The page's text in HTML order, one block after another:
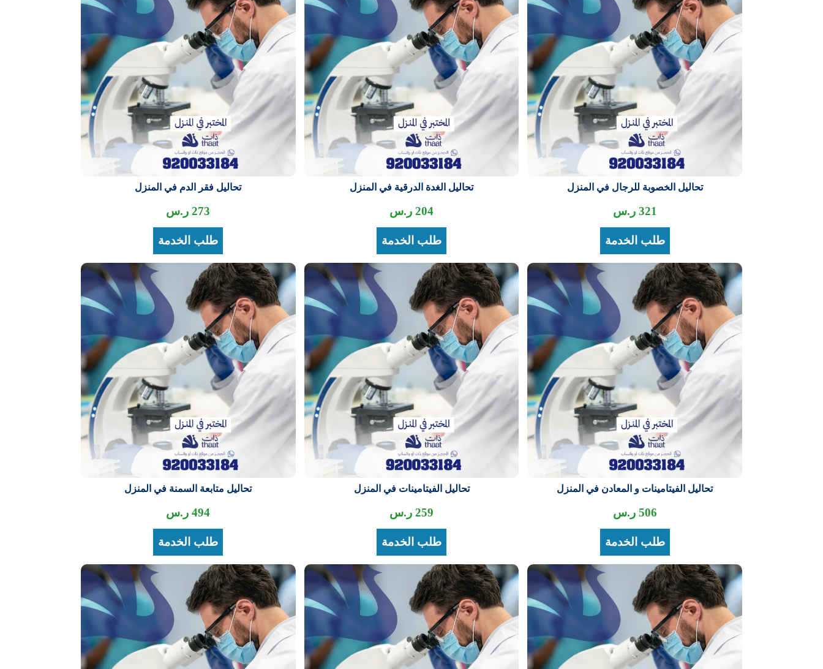
تحاليل الخصوبة للرجال في المنزل
321 ر.س
طلب الخدمة
تحاليل الغدة الدرقية في المنزل
204 ر.س
طلب الخدمة
تحاليل فقر الدم في المنزل
273 ر.س
طلب الخدمة
تحاليل الفيتامينات و المعادن في المنزل
506 ر.س
طلب الخدمة
تحاليل الفيتامينات في المنزل
259 ر.س
طلب الخدمة
تحاليل متابعة السمنة في المنزل
494 ر.س
طلب الخدمة